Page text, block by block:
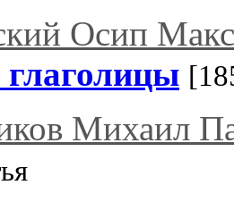
Осип
глаголицы
Михаил